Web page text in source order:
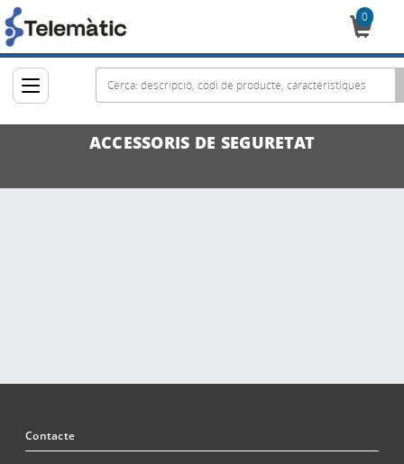
0
ACCESSORIS DE SEGURETAT
Contacte